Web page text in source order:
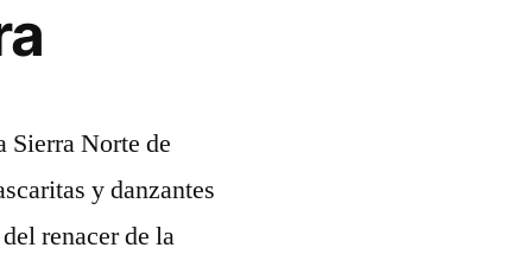
Sierra Norte de
y danzantes
renacer de la